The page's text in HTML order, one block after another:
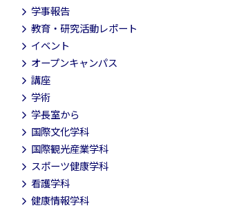
学事報告
教育・研究活動レポート
イベント
オープンキャンパス
講座
学術
学長室から
国際文化学科
国際観光産業学科
スポーツ健康学科
看護学科
健康情報学科